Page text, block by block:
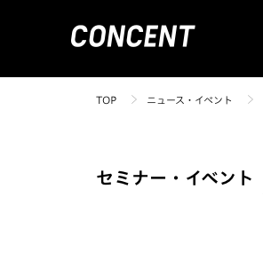
TOP ニュース・イベント
セミナー・イベント